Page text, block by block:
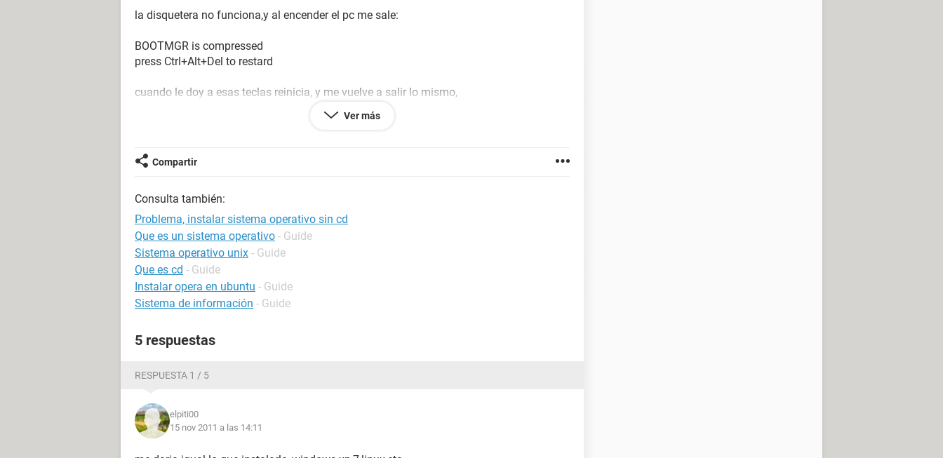
la disquetera no funciona,y al encender el pc me sale:
BOOTMGR is compressed
press Ctrl+Alt+Del to restard
cuando le doy a esas teclas reinicia, y me vuelve a salir lo mismo,
la unica solucion que le veo es formatearlo desde un usb, pero no tengo mucha idea
muchas gracias!
Ver más
Compartir
Consulta también:
Problema, instalar sistema operativo sin cd
Que es un sistema operativo - Guide
Sistema operativo unix - Guide
Que es cd - Guide
Instalar opera en ubuntu - Guide
Sistema de información - Guide
5 respuestas
RESPUESTA 1 / 5
elpiti00
15 nov 2011 a las 14:11